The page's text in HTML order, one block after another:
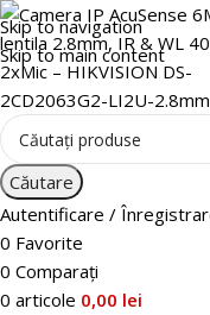
Skip to navigation
Skip to main content
Căutare
Autentificare /
0 Favorite
0 Comparați
0 articole 0,00 lei